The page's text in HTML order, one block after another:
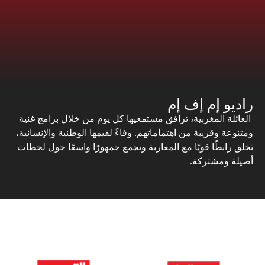
راديو إم إف إم
العائلة المغربية، ترافق مستمعيها كل يوم من خلال برامج غنية
ومتنوعة وقريبة من اهتماماتهم. وفاءً لقيمها الوطنية والإنسانية،
تخلق رابطًا قويًا مع المغاربة وتجمع جمهورًا واسعًا حول لحظات
أصيلة ومشتركة.